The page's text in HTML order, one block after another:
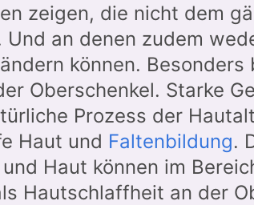
zeigen, die nicht dem
Und an denen zudem
können.
Oberschenkel. Starke
Prozess der
Haut und Faltenbildung.
und Haut können im
Hautschlaffheit an der